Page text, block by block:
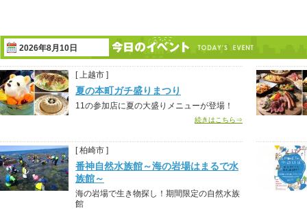
2026年8月10日
[ 上越市 ]
夏の本町ガチ盛りまつり
11の参加店に夏の大盛りメニューが登場！
続きはこちら⇒
[ 柏崎市 ]
番神自然水族館～海の岩場はまるで水
族館～
海の岩場で生き物探し！期間限定の自然水族
館